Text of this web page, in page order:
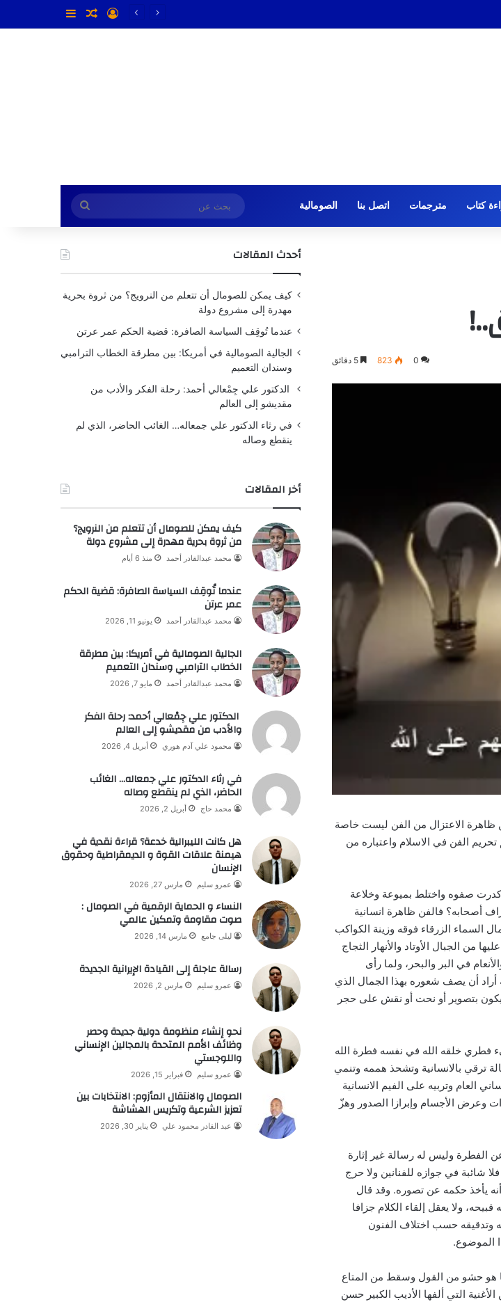
تسجيل الدخول
مقال عشوائي
إضافة عمود
كتاب مترجمات اتصل بنا الصومالية
بحث
عن
0
823
ظاهرة الاعتزال من الفن ليست خاصة
الفن في الاسلام واعتباره من
صفوه واختلط بميوعة وخلاعة
أصحابه؟ فالفن ظاهرة انسانية
السماء الزرقاء فوقه وزينة الكواكب
الجبال الأوتاد والأنهار الثجاج
في البر والبحر، ولما رأى
أراد أن يصف شعوره بهذا الجمال الذي
يكون بتصوير أو نحت أو نقش على حجر
فطري خلقه الله في نفسه فطرة الله
ترقي بالانسانية وتشحذ هممه وتنمي
العام وتربيه على الفيم الانسانية
وعرض الأجسام وإبرازا الصدور وهزّ
الفطرة وليس له رسالة غير إثارة
شائبة في جوازه للفنانين ولا حرج
أنه يأخذ حكمه عن تصوره. وقد قال
ولا يعقل إلقاء الكلام جزافا
وتدقيقه حسب اختلاف الفنون
الموضوع.
ما هو حشو من القول وسقط من المتاع
التي ألفها الأديب الكبير حسن
أحدث المقالات
كيف يمكن للصومال أن تتعلم من النرويج؟ من ثروة بحرية
مهدرة إلى مشروع دولة
عندما تُوقِف السياسة الصافرة: قضية الحكم عمر عرتن
الجالية الصومالية في أمريكا: بين مطرقة الخطاب الترامبي
وسندان التعميم
الدكتور علي جِمْعالي أحمد: رحلة الفكر والأدب من
مقديشو إلى العالم
في رثاء الدكتور علي جمعاله… الغائب الحاضر، الذي لم
ينقطع وصاله
أخر المقالات
كيف يمكن للصومال أن تتعلم من النرويج؟
من ثروة بحرية مهدرة إلى مشروع دولة
محمد عبدالقادر أحمد منذ 6 أيام
عندما تُوقِف السياسة الصافرة: قضية الحكم
عمر عرتن
محمد عبدالقادر أحمد يونيو 11, 2026
الجالية الصومالية في أمريكا: بين مطرقة
الخطاب الترامبي وسندان التعميم
محمد عبدالقادر أحمد مايو 7, 2026
الدكتور علي جِمْعالي أحمد: رحلة الفكر
والأدب من مقديشو إلى العالم
محمود علي آدم هوري أبريل 4, 2026
في رثاء الدكتور علي جمعاله… الغائب
الحاضر، الذي لم ينقطع وصاله
محمد حاج أبريل 2, 2026
هل كانت الليبرالية خدعة؟ قراءة نقدية في
هيمنة علاقات القوة و الديمقراطية وحقوق
الإنسان
عمرو سليم مارس 27, 2026
النساء و الحماية الرقمية في الصومال :
صوت مقاومة وتمكين عالمي
ليلى جامع مارس 14, 2026
رسالة عاجلة إلى القيادة الإيرانية الجديدة
عمرو سليم مارس 2, 2026
نحو إنشاء منظومة دولية جديدة وحصر
وظائف الأمم المتحدة بالمجالين الإنساني
واللوجستي
عمرو سليم فبراير 15, 2026
الصومال والانتقال المأزوم: الانتخابات بين
تعزيز الشرعية وتكريس الهشاشة
عبد القادر محمود علي يناير 30, 2026